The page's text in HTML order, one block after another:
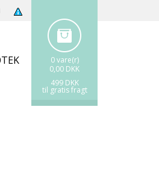
0 vare(r)
0,00 DKK
499 DKK
til gratis fragt